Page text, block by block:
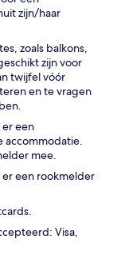
zijn/haar
zoals balkons,
zijn voor
twijfel vóór
en te vragen
een
accommodatie.
mee.
een rookmelder
Visa,